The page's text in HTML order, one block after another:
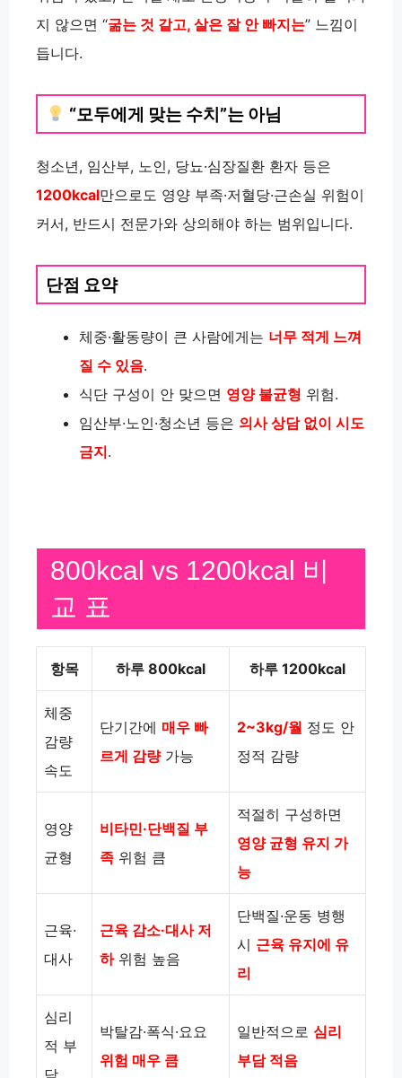
지 않으면 “굶는 것 같고, 살은 잘 안 빠지는” 느낌이
듭니다.
“모두에게 맞는 수치”는 아님
청소년, 임산부, 노인, 당뇨·심장질환 환자 등은
1200kcal만으로도 영양 부족·저혈당·근손실 위험이
커서, 반드시 전문가와 상의해야 하는 범위입니다.
단점 요약
체중·활동량이 큰 사람에게는 너무 적게 느껴
질 수 있음.
식단 구성이 안 맞으면 영양 불균형 위험.
임산부·노인·청소년 등은 의사 상담 없이 시도
금지.
800kcal vs 1200kcal 비
교 표
항목 하루 800kcal 하루 1200kcal
체중
감량
속도
단기간에 매우 빠
르게 감량가능
2~3kg/월 정도 안
정적 감량
영양
균형
비타민·단백질 부
족 위험 큼
적절히 구성하면
영양 균형 유지 가
능
근육·
대사
근육 감소·대사 저
하위험 높음
단백질·운동 병행
시 근육 유지에 유
리
심리
적 부
담
박탈감·폭식·요요
위험 매우 큼
일반적으로 심리
부담 적음